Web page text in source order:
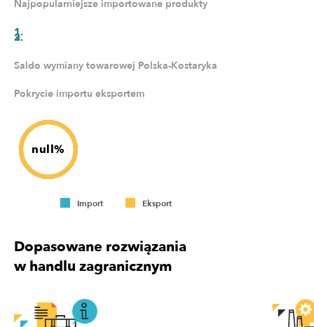
Najpopularniejsze importowane produkty
Saldo wymiany towarowej Polska-Kostaryka
Pokrycie importu eksportem
null%
Import Eksport
Dopasowane rozwiązania
w handlu zagranicznym